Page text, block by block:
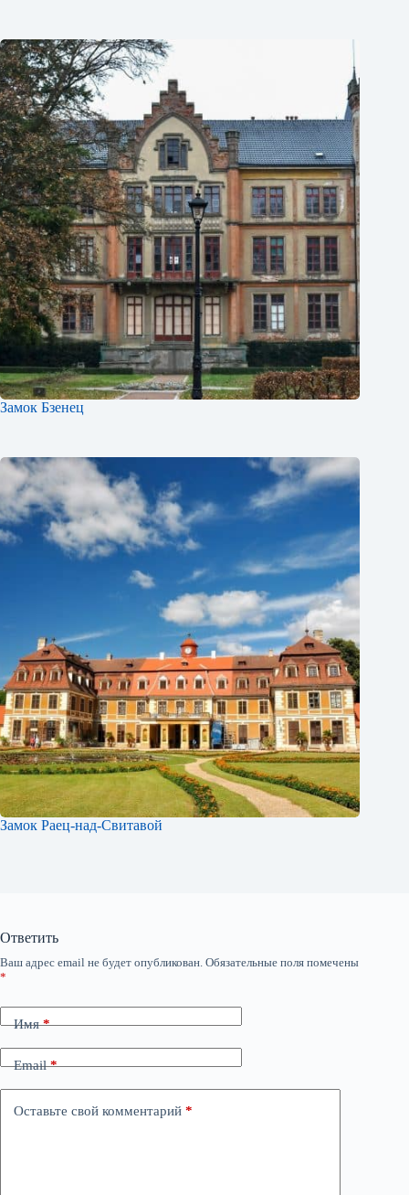
Замок Бзенец
Замок Раец-над-Свитавой
Ответить
Ваш адрес email не будет опубликован. Обязательные поля помечены
*
Имя*
Email*
Оставьте свой комментарий *